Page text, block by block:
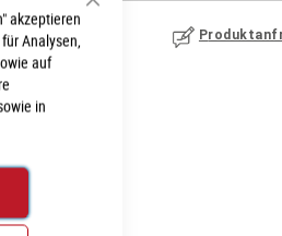
Schließen
akzeptieren
Analysen,
auf
in
|ansehen